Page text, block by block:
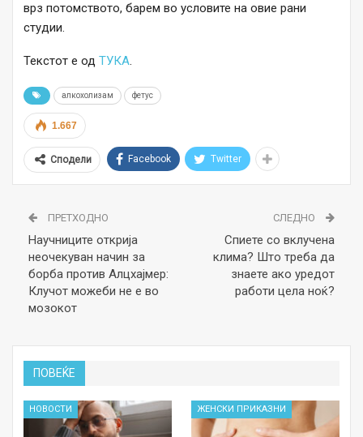
врз потомството, барем во условите на овие рани
студии.
Текстот е од ТУКА.
алкохолизам фетус
1.667
Сподели Facebook Twitter
ПРЕТХОДНО
Научниците открија
неочекуван начин за
борба против Алцхајмер:
Клучот можеби не е во
мозокот
СЛЕДНО
Спиете со вклучена
клима? Што треба да
знаете ако уредот
работи цела ноќ?
ПОВЕЌЕ
НОВОСТИ ЖЕНСКИ ПРИКАЗНИ